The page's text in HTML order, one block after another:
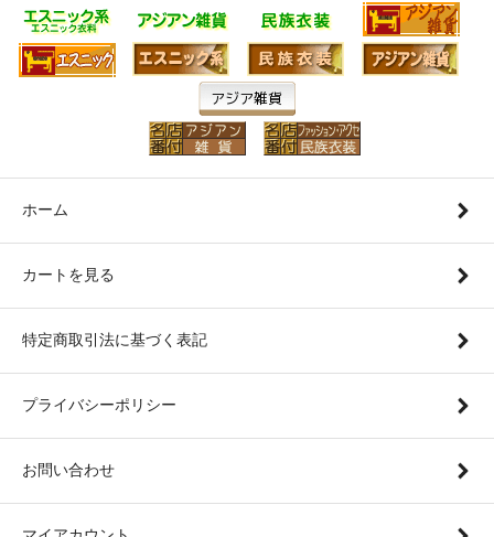
ホーム
カートを見る
特定商取引法に基づく表記
プライバシーポリシー
お問い合わせ